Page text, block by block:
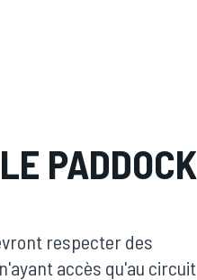
PADDOCK
respecter des
accès qu'au circuit